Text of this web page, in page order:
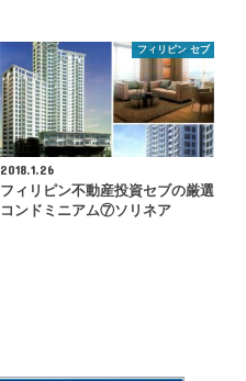
フィリピン セブ
2018.1.26
フィリピン不動産投資セブの厳選
コンドミニアム⑦ソリネア